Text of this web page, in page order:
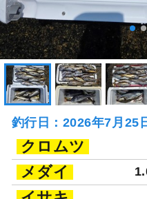
釣行日：2026年7月25
クロムツ
メダイ